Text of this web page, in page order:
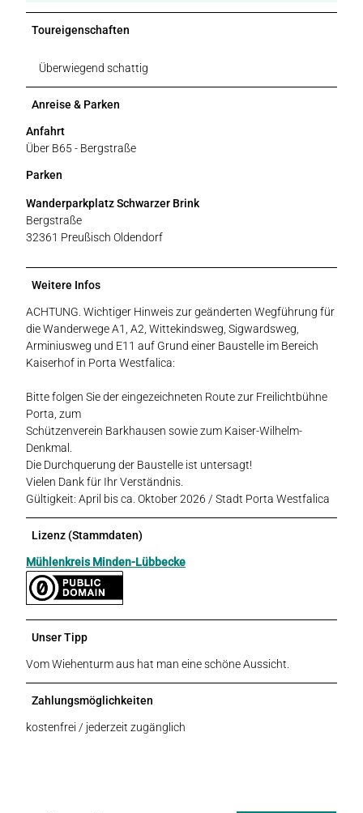
Toureigenschaften
Überwiegend schattig
Anreise & Parken
Anfahrt
Über B65 - Bergstraße
Parken
Wanderparkplatz Schwarzer Brink
Bergstraße
32361 Preußisch Oldendorf
Weitere Infos
ACHTUNG. Wichtiger Hinweis zur geänderten Wegführung für
die Wanderwege A1, A2, Wittekindsweg, Sigwardsweg,
Arminiusweg und E11 auf Grund einer Baustelle im Bereich
Kaiserhof in Porta Westfalica:
Bitte folgen Sie der eingezeichneten Route zur Freilichtbühne
Porta, zum
Schützenverein Barkhausen sowie zum Kaiser-Wilhelm-
Denkmal.
Die Durchquerung der Baustelle ist untersagt!
Vielen Dank für Ihr Verständnis.
Gültigkeit: April bis ca. Oktober 2026 / Stadt Porta Westfalica
Lizenz (Stammdaten)
Mühlenkreis Minden-Lübbecke
Unser Tipp
Vom Wiehenturm aus hat man eine schöne Aussicht.
Zahlungsmöglichkeiten
kostenfrei / jederzeit zugänglich